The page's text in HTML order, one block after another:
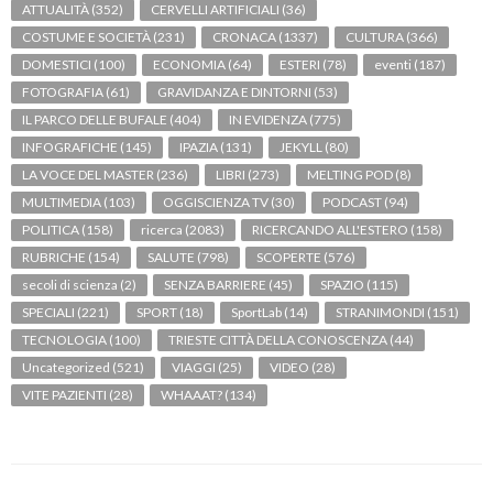
ATTUALITÀ (352) CERVELLI ARTIFICIALI (36)
COSTUME E SOCIETÀ (231) CRONACA (1337) CULTURA (366)
DOMESTICI (100) ECONOMIA (64) ESTERI (78) eventi (187)
FOTOGRAFIA (61) GRAVIDANZA E DINTORNI (53)
IL PARCO DELLE BUFALE (404) IN EVIDENZA (775)
INFOGRAFICHE (145) IPAZIA (131) JEKYLL (80)
LA VOCE DEL MASTER (236) LIBRI (273) MELTING POD (8)
MULTIMEDIA (103) OGGISCIENZA TV (30) PODCAST (94)
POLITICA (158) ricerca (2083) RICERCANDO ALL'ESTERO (158)
RUBRICHE (154) SALUTE (798) SCOPERTE (576)
secoli di scienza (2) SENZA BARRIERE (45) SPAZIO (115)
SPECIALI (221) SPORT (18) SportLab (14) STRANIMONDI (151)
TECNOLOGIA (100) TRIESTE CITTÀ DELLA CONOSCENZA (44)
Uncategorized (521) VIAGGI (25) VIDEO (28)
VITE PAZIENTI (28) WHAAAT? (134)